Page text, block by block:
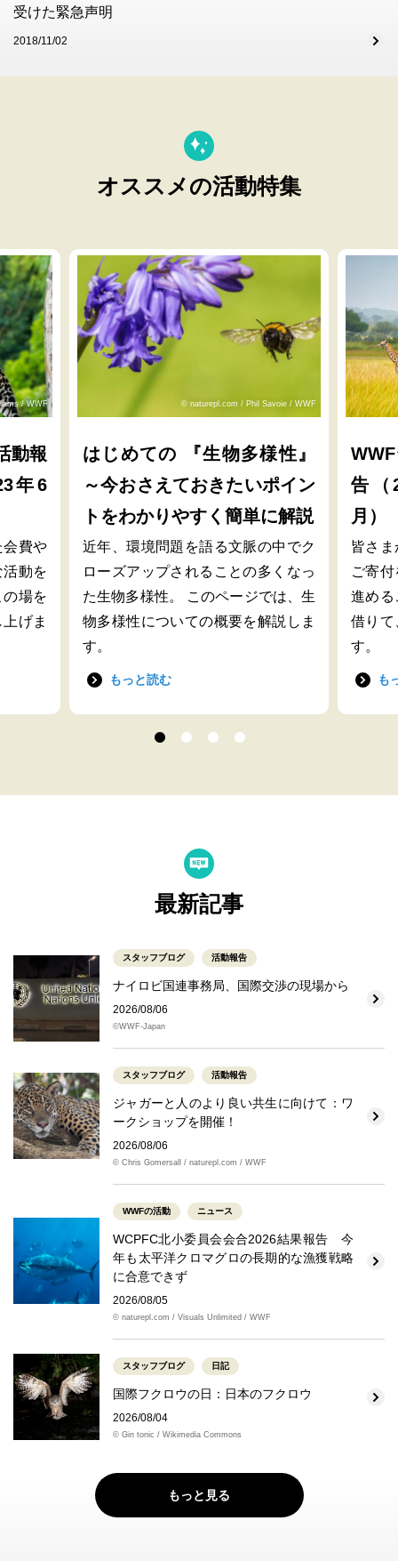
受けた緊急声明
2018/11/02
オススメの活動特集
/ WWF
動報
年6
会費や
動を
場を
げま
© naturepl.com / Phil Savoie / WWF
はじめての 『生物多様性』
～今おさえておきたいポイン
トをわかりやすく簡単に解説
近年、環境問題を語る文脈の中でク
ローズアップされることの多くなっ
た生物多様性。 このページでは、生
物多様性についての概要を解説しま
す。
もっと読む
告（
月）
皆さ
ご寄
進める
借りて
す。
も
最新記事
スタッフブログ 活動報告
ナイロビ国連事務局、国際交渉の現場から
2026/08/06
©WWF-Japan
スタッフブログ 活動報告
ジャガーと人のより良い共生に向けて：ワ
ークショップを開催！
2026/08/06
© Chris Gomersall / naturepl.com / WWF
WWFの活動 ニュース
WCPFC北小委員会会合2026結果報告 今
年も太平洋クロマグロの長期的な漁獲戦略
に合意できず
2026/08/05
© naturepl.com / Visuals Unlimited / WWF
スタッフブログ 日記
国際フクロウの日：日本のフクロウ
2026/08/04
© Gin tonic / Wikimedia Commons
もっと見る